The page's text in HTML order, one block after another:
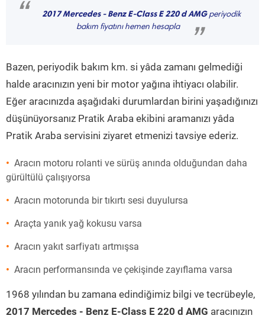
“ 2017 Mercedes - Benz E-Class E 220 d AMGperiyodik
bakım fiyatını hemen hesapla
”
Bazen, periyodik bakım km. si yâda zamanı gelmediği
halde aracınızın yeni bir motor yağına ihtiyacı olabilir.
Eğer aracınızda aşağıdaki durumlardan birini yaşadığınızı
düşünüyorsanız Pratik Araba ekibini aramanızı yâda
Pratik Araba servisini ziyaret etmenizi tavsiye ederiz.
Aracın motoru rolanti ve sürüş anında olduğundan daha
gürültülü çalışıyorsa
Aracın motorunda bir tıkırtı sesi duyulursa
Araçta yanık yağ kokusu varsa
Aracın yakıt sarfiyatı artmışsa
Aracın performansında ve çekişinde zayıflama varsa
1968 yılından bu zamana edindiğimiz bilgi ve tecrübeyle,
2017 Mercedes - Benz E-Class E 220 d AMG aracınızın